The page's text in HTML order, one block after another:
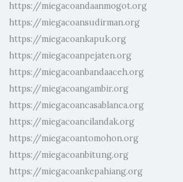
https://miegacoandaanmogot.org
https://miegacoansudirman.org
https://miegacoankapuk.org
https://miegacoanpejaten.org
https://miegacoanbandaaceh.org
https://miegacoangambir.org
https://miegacoancasablanca.org
https://miegacoancilandak.org
https://miegacoantomohon.org
https://miegacoanbitung.org
https://miegacoankepahiang.org